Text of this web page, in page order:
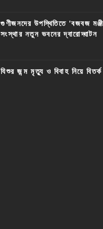
গুণীজনদের উপস্থিতিতে 'বজবজ
সংস্থার নতুন ভবনের দ্বারোদ্ঘাটন
যিশুর জন্ম মৃত্যু ও বিবাহ নিয়ে